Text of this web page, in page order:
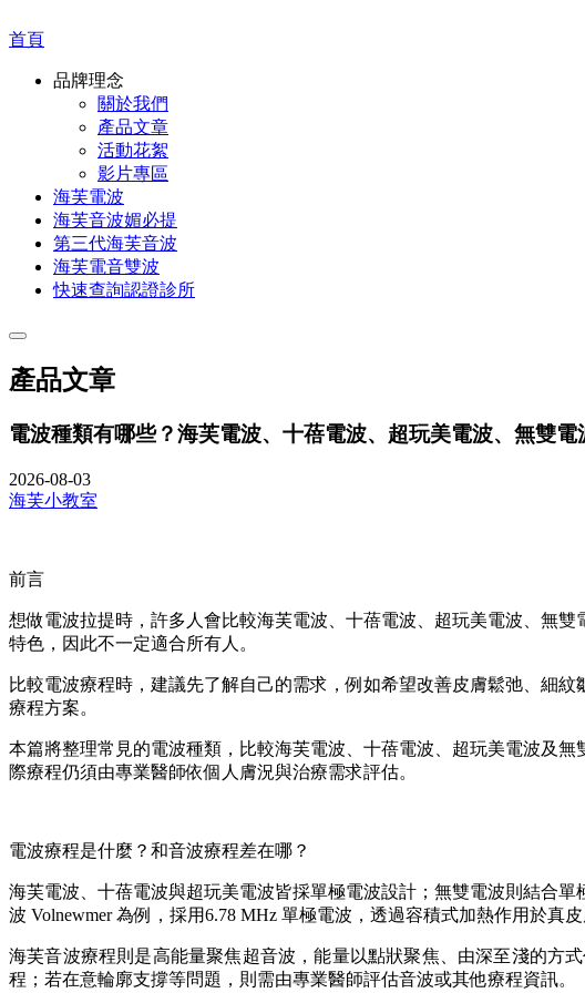
首頁
品牌理念
關於我們
產品文章
活動花絮
影片專區
海芙電波
海芙音波媚必提
第三代海芙音波
海芙電音雙波
快速查詢認證診所
產品文章
電波種類有哪些？海芙電波、十蓓電波、超玩美電波、無雙電
2026-08-03
海芙小教室
前言
想做電波拉提時，許多人會比較海芙電波、十蓓電波、超玩美電波、無
特色，因此不一定適合所有人。
比較電波療程時，建議先了解自己的需求，例如希望改善皮膚鬆弛、細
療程方案。
本篇將整理常見的電波種類，比較海芙電波、十蓓電波、超玩美電波及
際療程仍須由專業醫師依個人膚況與治療需求評估。
電波療程是什麼？和音波療程差在哪？
海芙電波、十蓓電波與超玩美電波皆採單極電波設計；無雙電波則結合
波 Volnewmer 為例，採用6.78 MHz 單極電波，透過容積式加熱作用於真
海芙音波療程則是高能量聚焦超音波，能量以點狀聚焦、由深至淺的方
程；若在意輪廓支撐等問題，則需由專業醫師評估音波或其他療程資訊。